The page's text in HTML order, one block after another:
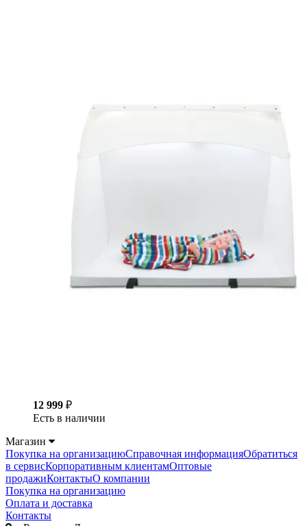
12 999 ₽
Есть в наличии
Магазин
Покупка на организациюСправочная информацияОбратиться
в сервисКорпоративным клиентамОптовые
продажиКонтактыО компании
Покупка на организацию
Оплата и доставка
Контакты